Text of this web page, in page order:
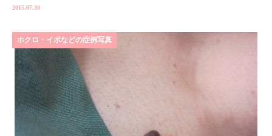
2015.07.30
ホクロ・イボなどの症例写真